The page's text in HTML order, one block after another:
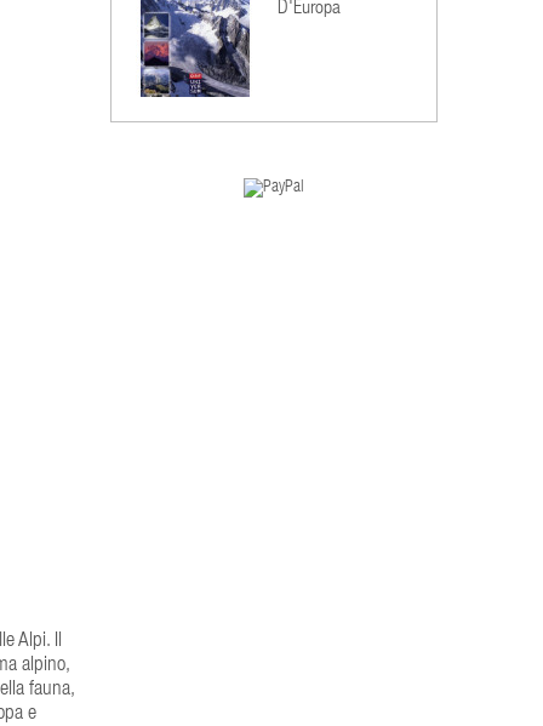
Alpi. Il
alpino,
fauna,
e
D'Europa